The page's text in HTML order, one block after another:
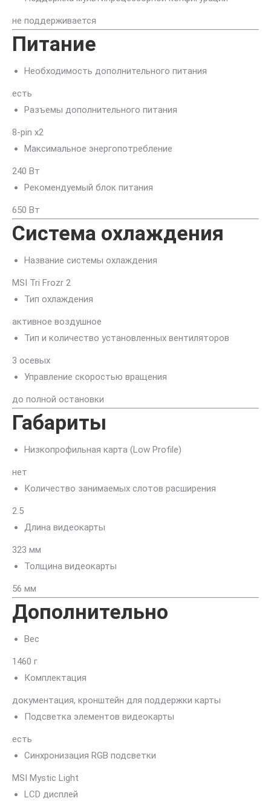
не поддерживается
Питание
Необходимость дополнительного питания
есть
Разъемы дополнительного питания
8-pin x2
Максимальное энергопотребление
240 Вт
Рекомендуемый блок питания
650 Вт
Система охлаждения
Название системы охлаждения
MSI Tri Frozr 2
Тип охлаждения
активное воздушное
Тип и количество установленных вентиляторов
3 осевых
Управление скоростью вращения
до полной остановки
Габариты
Низкопрофильная карта (Low Profile)
нет
Количество занимаемых слотов расширения
2.5
Длина видеокарты
323 мм
Толщина видеокарты
56 мм
Дополнительно
Вес
1460 г
Комплектация
документация, кронштейн для поддержки карты
Подсветка элементов видеокарты
есть
Синхронизация RGB подсветки
MSI Mystic Light
LCD дисплей